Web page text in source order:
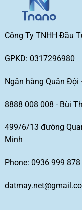
Công Ty TNHH Đầu
GPKD: 0317296980
Ngân hàng Quân Đội
8888 008 008 - Bùi
499/6/13 đường
Minh
Phone: 0936 999 878